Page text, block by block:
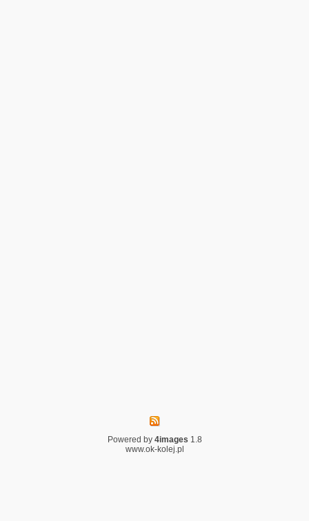
Powered by 4images 1.8
www.ok-kolej.pl